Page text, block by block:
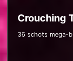
Crouching
36 schots mega-